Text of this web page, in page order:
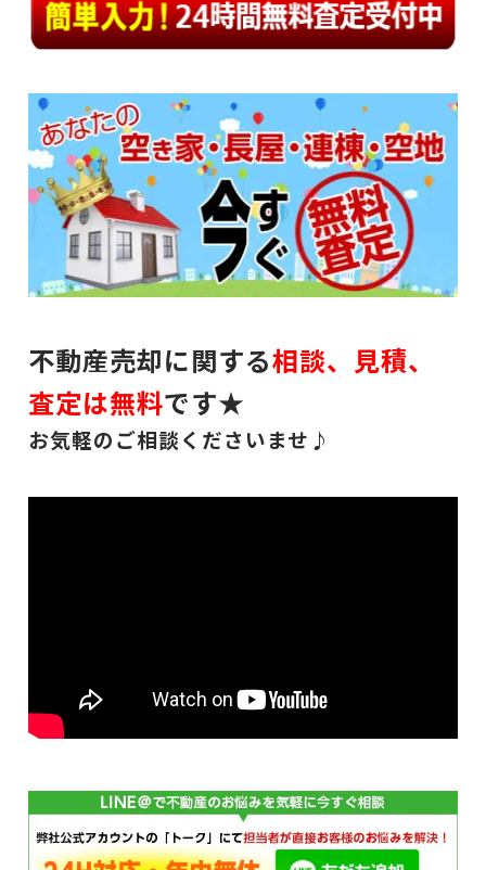
不動産売却に関する相談、見積、
査定は無料です★
お気軽のご相談くださいませ♪